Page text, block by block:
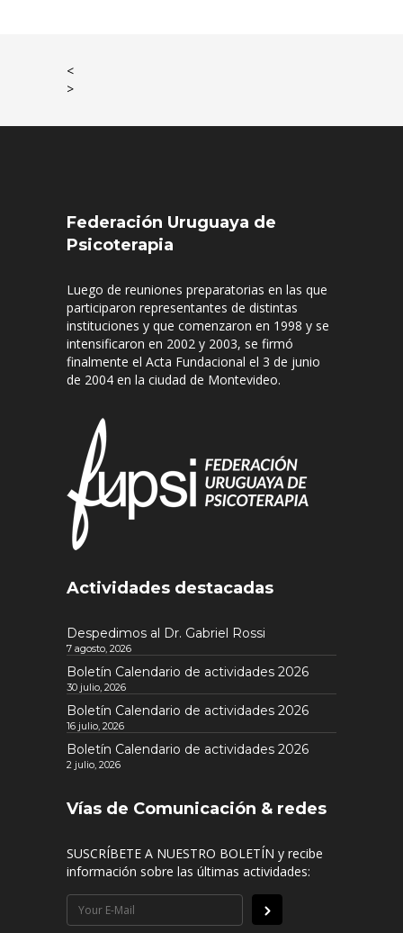
<
>
Federación Uruguaya de
Psicoterapia
Luego de reuniones preparatorias en las que
participaron representantes de distintas
instituciones y que comenzaron en 1998 y se
intensificaron en 2002 y 2003, se firmó
finalmente el Acta Fundacional el 3 de junio
de 2004 en la ciudad de Montevideo.
Actividades destacadas
Despedimos al Dr. Gabriel Rossi
7 agosto, 2026
Boletín Calendario de actividades 2026
30 julio, 2026
Boletín Calendario de actividades 2026
16 julio, 2026
Boletín Calendario de actividades 2026
2 julio, 2026
Vías de Comunicación & redes
SUSCRÍBETE A NUESTRO BOLETÍN y recibe
información sobre las últimas actividades: